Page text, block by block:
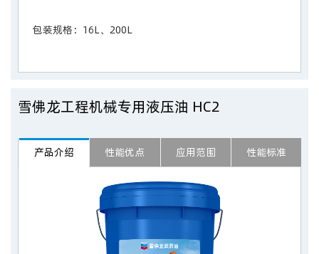
包装规格：16L、200L
雪佛龙工程机械专用液压油 HC2
产品介绍 性能优点 应用范围 性能标准